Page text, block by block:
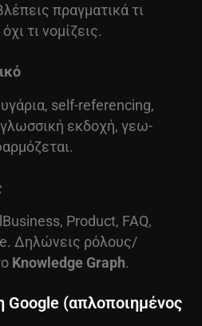
πραγματικά τι
τι νομίζεις.
self-referencing,
εκδοχή, γεω-
Product, FAQ,
Δηλώνεις ρόλους/
Knowledge Graph.
Google (απλοποιημένος